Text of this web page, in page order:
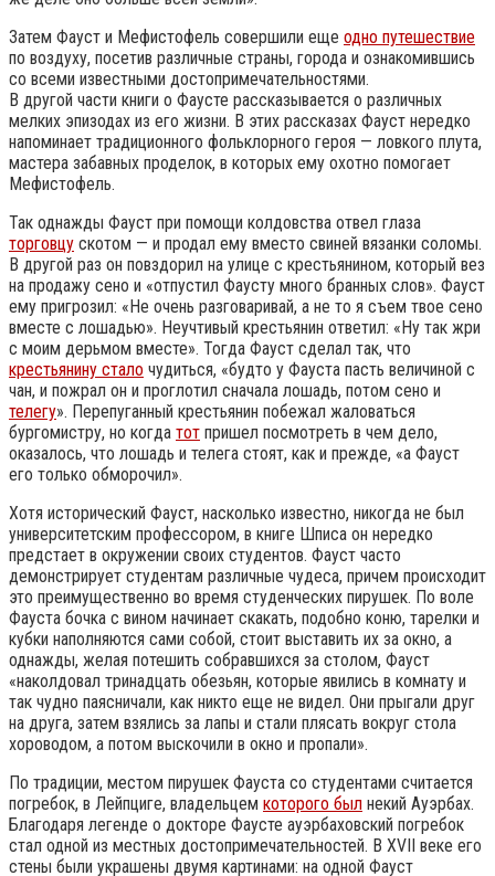
Затем Фауст и Мефистофель совершили еще одно путешествие
по воздуху, посетив различные страны, города и ознакомившись
со всеми известными достопримечательностями.
В другой части книги о Фаусте рассказывается о различных
мелких эпизодах из его жизни. В этих рассказах Фауст нередко
напоминает традиционного фольклорного героя — ловкого плута,
мастера забавных проделок, в которых ему охотно помогает
Мефистофель.
Так однажды Фауст при помощи колдовства отвел глаза
торговцу скотом — и продал ему вместо свиней вязанки соломы.
В другой раз он повздорил на улице с крестьянином, который вез
на продажу сено и «отпустил Фаусту много бранных слов». Фауст
ему пригрозил: «Не очень разговаривай, а не то я съем твое сено
вместе с лошадью». Неучтивый крестьянин ответил: «Ну так жри
с моим дерьмом вместе». Тогда Фауст сделал так, что
крестьянину стало чудиться, «будто у Фауста пасть величиной с
чан, и пожрал он и проглотил сначала лошадь, потом сено и
телегу». Перепуганный крестьянин побежал жаловаться
бургомистру, но когда тот пришел посмотреть в чем дело,
оказалось, что лошадь и телега стоят, как и прежде, «а Фауст
его только обморочил».
Хотя исторический Фауст, насколько известно, никогда не был
университетским профессором, в книге Шписа он нередко
предстает в окружении своих студентов. Фауст часто
демонстрирует студентам различные чудеса, причем происходит
это преимущественно во время студенческих пирушек. По воле
Фауста бочка с вином начинает скакать, подобно коню, тарелки и
кубки наполняются сами собой, стоит выставить их за окно, а
однажды, желая потешить собравшихся за столом, Фауст
«наколдовал тринадцать обезьян, которые явились в комнату и
так чудно паясничали, как никто еще не видел. Они прыгали друг
на друга, затем взялись за лапы и стали плясать вокруг стола
хороводом, а потом выскочили в окно и пропали».
По традиции, местом пирушек Фауста со студентами считается
погребок, в Лейпциге, владельцем которого был некий Ауэрбах.
Благодаря легенде о докторе Фаусте ауэрбаховский погребок
стал одной из местных достопримечательностей. В XVII веке его
стены были украшены двумя картинами: на одной Фауст